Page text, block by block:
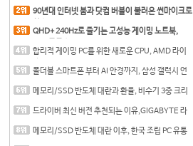
90년대 인터넷 붐과 닷컴 버블이 불러온 썬마이크로
QHD+ 240Hz로 즐기는 고성능 게이밍 노트북,
합리적 게이밍 PC를 위한 새로운 CPU, AMD 라이
폴더블 스마트폰 부터 AI 안경까지, 삼성 갤럭시 언
메모리/SSD 반도체 대란과 환율, 비수기 3중 크리
드라이버 최신 버전 추천되는 이유,GIGABYTE 라
메모리/SSD 반도체 대란 이후, 한국 조립 PC 유통